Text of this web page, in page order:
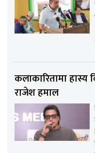
कलाकारितामा हास्य
राजेश हमाल